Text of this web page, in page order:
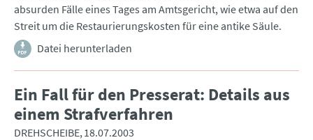
absurden Fälle eines Tages am Amtsgericht, wie etwa auf den
Streit um die Restaurierungskosten für eine antike Säule.
Datei herunterladen
Ein Fall für den Presserat: Details aus
einem Strafverfahren
DREHSCHEIBE 18.07.2003